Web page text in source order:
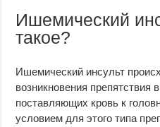
Ишемический
такое?
Ишемический инсульт
возникновения препятствия
поставляющих кровь к
условием для этого типа